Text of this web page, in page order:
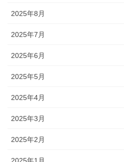
2025年8月
2025年7月
2025年6月
2025年5月
2025年4月
2025年3月
2025年2月
2025年1月